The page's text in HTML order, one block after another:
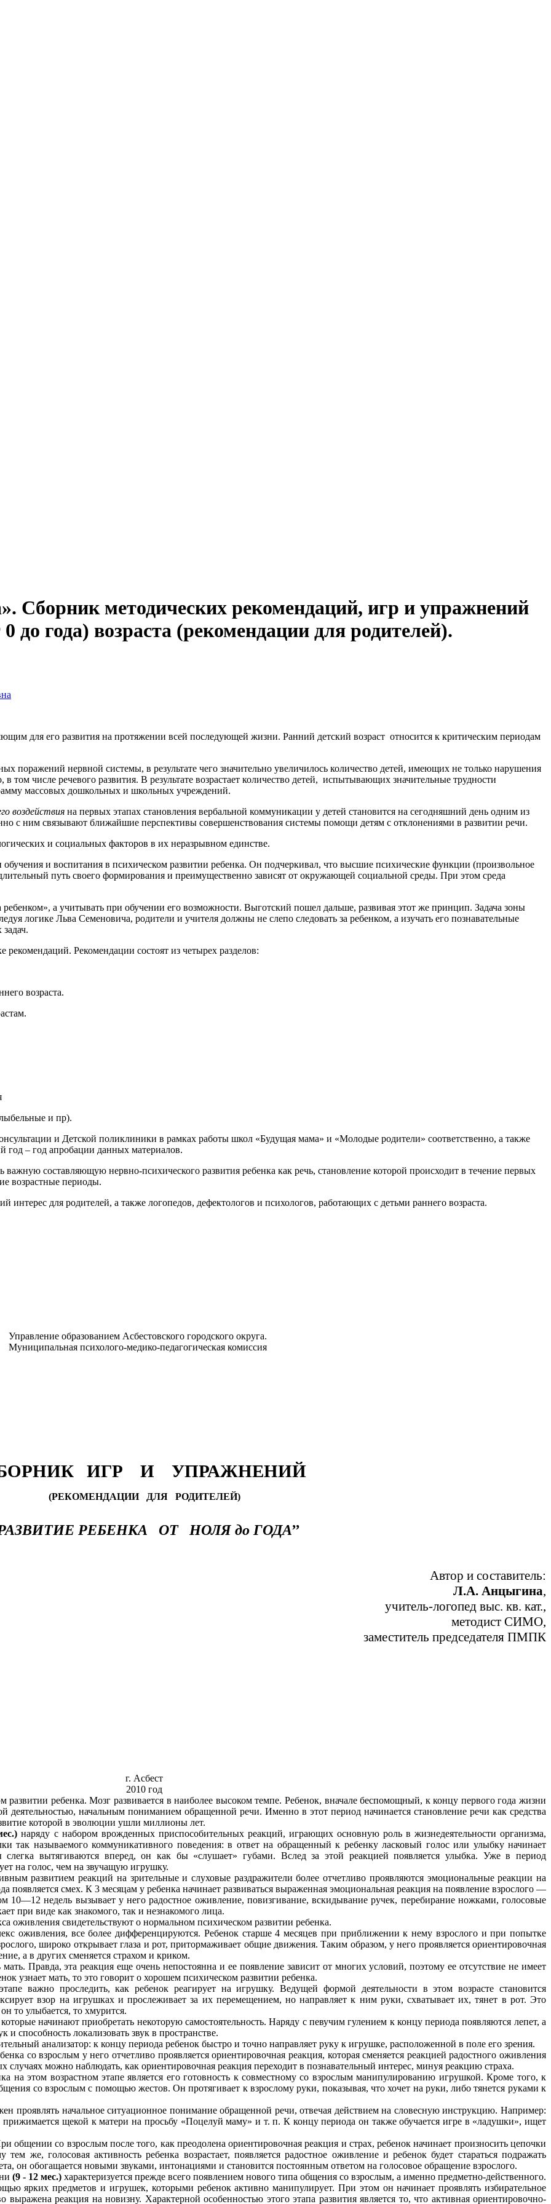
Сборник методических рекомендаций, игр и упражнений
до года) возраста (рекомендации для родителей).
для его развития на протяжении всей последующей жизни. Ранний детский возраст относится к критическим периодам
поражений нервной системы, в результате чего значительно увеличилось количество детей, имеющих не только нарушения
том числе речевого развития. В результате возрастает количество детей, испытывающих значительные трудности
массовых дошкольных и школьных учреждений.
воздействия на первых этапах становления вербальной ком­муникации у детей становится на сегодняшний день одним из
с ним связывают ближайшие перспективы совершенствования системы помощи детям с отклонениями в развитии речи.
и социальных факторов в их неразрывном единстве.
и воспитания в психическом развитии ребенка. Он подчеркивал, что высшие психические функции (произвольное
путь своего формирования и преимущественно зависят от окружающей социальной среды. При этом среда
а учитывать при обучении его возможности. Выготский пошел дальше, развивая этот же принцип. Задача зоны
логике Льва Семеновича, родители и учителя должны не слепо следовать за ребенком, а изучать его познавательные
Рекомендации состоят из четырех разделов:
возраста.
и пр).
и Детской поликлиники в рамках работы школ «Будущая мама» и «Молодые родители» соответственно, а также
год – год апробации данных материалов.
важную составляющую нервно-психического развития ребенка как речь, становление которой происходит в течение первых
возрастные периоды.
для родителей, а также логопедов, дефектологов и психологов, работающих с детьми раннего возраста.
Управление образованием Асбестовского городского округа.
Муниципальная психолого-медико-педагогическая комиссия
ИГР И УПРАЖНЕНИЙ
(РЕКОМЕНДАЦИИ ДЛЯ РОДИТЕЛЕЙ)
РЕБЕНКА ОТ НОЛЯ до ГОДА’’
Автор и составитель:
Л.А. Анцыгина,
учитель-логопед выс. кв. кат.,
методист СИМО,
заместитель председателя ПМПК
г. Асбест
2010 год
ребенка. Мозг развивается в наиболее высоком темпе. Ребенок, вначале беспомощный, к концу первого года жизни
деятельностью, начальным пониманием обращенной речи. Именно в этот период начинается становление речи как средства
которой в эволюции ушли миллионы лет.
наряду с набором врожденных приспособительных реакций, играющих основную роль в жизнедеятельности организма,
называемого коммуникативного поведения: в ответ на обращенный к ребенку ласковый голос или улыбку начинает
вытягиваются вперед, он как бы «слушает» губами. Вслед за этой реакцией появляется улыбка. Уже в период
на голос, чем на звучащую игрушку.
развитием реакций на зрительные и слуховые раздражители более отчетливо проявляются эмоциональные реакции на
появляется смех. К 3 месяцам у ребенка начинает развиваться выраженная эмоциональная реакция на появление взрослого —
10—12 недель вызывает у него радостное оживление, повизгивание, вскидывание ручек, перебирание ножками, голосовые
при виде как знакомого, так и незнакомого лица.
оживления свидетельствуют о нормальном психическом развитии ребенка.
оживления, все более дифференцируются. Ребенок старше 4 месяцев при приближении к нему взрослого и при попытке
широко открывает глаза и рот, притормаживает общие движения. Таким образом, у него проявляется ориентировочная
а в других сменяется страхом и криком.
Правда, эта реакция еще очень непостоянна и ее появление зависит от многих условий, поэтому ее отсутствие не имеет
узнает мать, то это говорит о хорошем психическом развитии ребенка.
важно проследить, как ребенок реагирует на игрушку. Ведущей формой деятельности в этом возрасте становится
взор на игрушках и прослеживает за их перемещением, но направляет к ним руки, схватывает их, тянет в рот. Это
то улыбается, то хмурится.
начинают приобретать некоторую самостоятельность. Наряду с певучим гулением к концу периода появляются лепет, а
способность локализовать звук в пространстве.
анализатор: к концу периода ребенок быстро и точно направляет руку к игрушке, расположенной в поле его зрения.
со взрослым у него отчетливо проявляется ориентировочная реакция, которая сменяется реакцией радостного оживления
можно наблюдать, как ориентировочная реакция переходит в познавательный интерес, минуя реакцию страха.
на этом возрастном этапе является его готовность к совместному со взрослым манипулированию игрушкой. Кроме того, к
со взрослым с помощью жестов. Он протягивает к взрослому руки, показывая, что хочет на руки, либо тянется руками к
проявлять начальное ситуационное понимание обращенной речи, отвечая действием на словесную инструкцию. Например:
прижимается щекой к матери на просьбу «Поцелуй маму» и т. п. К концу периода он также обучается игре в «ладушки», ищет
общении со взрослым после того, как преодолена ориентировочная реакция и страх, ребенок начинает произносить цепочки
же, голосовая активность ребенка возрастает, появляется радостное оживление и ребенок будет стараться подражать
он обогащается новыми звуками, интонациями и становится постоянным ответом на голосовое обращение взрослого.
(9 - 12 мес.) характеризуется прежде всего появлением нового типа общения со взрослым, а именно предметно-действенного.
ярких предметов и игрушек, которыми ребенок активно манипулирует. При этом он начинает проявлять избирательное
реакция на новизну. Характерной особенностью этого этапа развития является то, что активная ориентировочно-